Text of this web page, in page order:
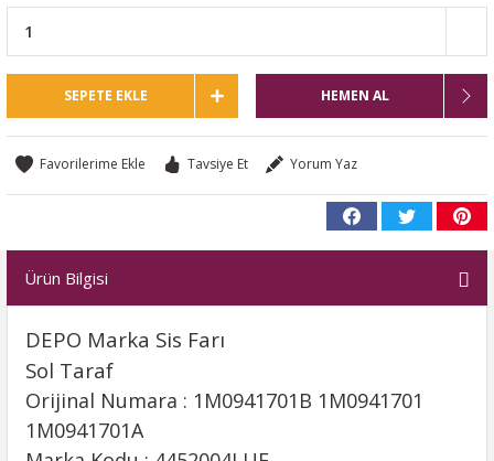
SEPETE EKLE HEMEN AL
Tavsiye Et Yorum Yaz
Ürün Bilgisi
DEPO Marka Sis Farı
Sol Taraf
Orijinal Numara : 1M0941701B 1M0941701
1M0941701A